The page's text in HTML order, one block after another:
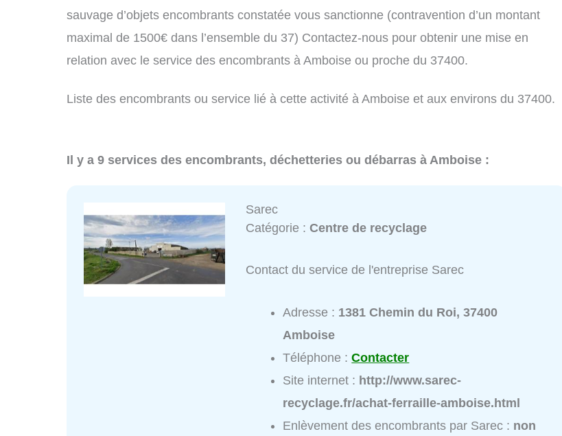
sauvage d’objets encombrants constatée vous sanctionne (contravention d’un montant
maximal de 1500€ dans l’ensemble du 37) Contactez-nous pour obtenir une mise en
relation avec le service des encombrants à Amboise ou proche du 37400.
Liste des encombrants ou service lié à cette activité à Amboise et aux environs du 37400.
Il y a 9 services des encombrants, déchetteries ou débarras à Amboise :
Sarec
Catégorie :Centre de recyclage
Contact du service de l'entreprise Sarec
Adresse : 1381 Chemin du Roi, 37400
Amboise
Téléphone :Contacter
Site internet : http://www.sarec-
recyclage.fr/achat-ferraille-amboise.html
Enlèvement des encombrants par Sarec : non